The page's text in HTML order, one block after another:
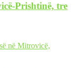
Prishtinë, tre